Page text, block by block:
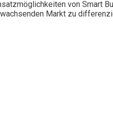
von Smart
Markt zu